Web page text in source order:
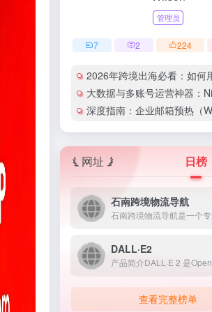
管理员
7 2 224
2026年跨境出海必看：如何用OkkProxy彻底解决网络延
大数据与多账号运营神器：NiuProxy助力跨境工作室
深度指南：企业邮箱预热（Warm-up）的详细技巧与实
网址 日榜
石南跨境物流导航
DALL·E2
查看完整榜单